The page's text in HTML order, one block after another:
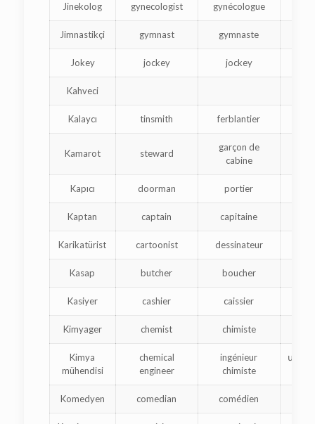
Jinekolog gynecologist gynécologue
Jimnastikçi gymnast gymnaste
Jokey jockey jockey
Kahveci
Kalaycı tinsmith ferblantier
Kamarot steward
garçon de
cabine
Kapıcı doorman portier
Kaptan captain capitaine
Karikatürist cartoonist dessinateur
Kasap butcher boucher
Kasiyer cashier caissier
Kimyager chemist chimiste
Kimya
mühendisi
chemical
engineer
ingénieur
chimiste
Komedyen comedian comédien